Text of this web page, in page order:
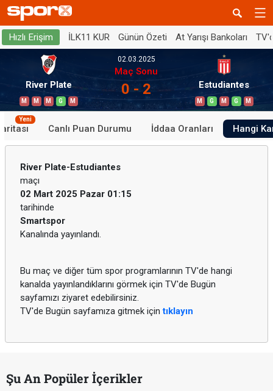
Hızlı Erişim İLK11 KUR Günün Özeti At Yarışı Bankoları
River Plate
M M M G M
02.03.2025
Maç Sonu
0 - 2 Estudiantes
M G M G M
Yeni
Canlı Puan Durumu İddaa Oranları Hangi
River Plate-Estudiantes
maçı
02 Mart 2025 Pazar 01:15
tarihinde
Smartspor
Kanalında yayınlandı.
Bu maç ve diğer tüm spor programlarının TV'de hangi
kanalda yayınlandıklarını görmek için TV'de Bugün
sayfamızı ziyaret edebilirsiniz.
TV'de Bugün sayfamıza gitmek içintıklayın
Şu An Popüler İçerikler